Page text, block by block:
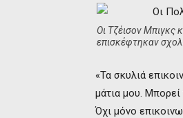
Οι Τζέισον Μπιγκς
επισκέφτηκαν
«Τα σκυλιά
μάτια μου. Μπορεί
Όχι μόνο